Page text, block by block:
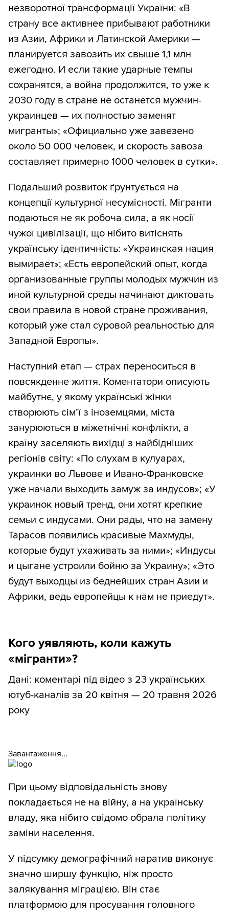
незворотної трансформації України: «В
страну все активнее прибывают работники
из Азии, Африки и Латинской Америки —
планируется завозить их свыше 1,1 млн
ежегодно. И если такие ударные темпы
сохранятся, а война продолжится, то уже к
2030 году в стране не останется мужчин-
украинцев — их полностью заменят
мигранты»; «Официально уже завезено
около 50 000 человек, и скорость завоза
составляет примерно 1000 человек в сутки».
Подальший розвиток ґрунтується на
концепції культурної несумісності. Мігранти
подаються не як робоча сила, а як носії
чужої цивілізації, що нібито витіснять
українську ідентичність: «Украинская нация
вымирает»; «Есть европейский опыт, когда
организованные группы молодых мужчин из
иной культурной среды начинают диктовать
свои правила в новой стране проживания,
который уже стал суровой реальностью для
Западной Европы».
Наступний етап — страх переноситься в
повсякденне життя. Коментатори описують
майбутнє, у якому українські жінки
створюють сім’ї з іноземцями, міста
занурюються в міжетнічні конфлікти, а
країну заселяють вихідці з найбідніших
регіонів світу: «По слухам в кулуарах,
украинки во Львове и Ивано-Франковске
уже начали выходить замуж за индусов»; «У
украинок новый тренд, они хотят крепкие
семьи с индусами. Они рады, что на замену
Тарасов появились красивые Махмуды,
которые будут ухаживать за ними»; «Индусы
и цыгане устроили бойню за Украину»; «Это
будут выходцы из беднейших стран Азии и
Африки, ведь европейцы к нам не приедут».
Кого уявляють, коли кажуть
«мігранти»?
Дані: коментарі під відео з 23 українських
ютуб-каналів за 20 квітня — 20 травня 2026
року
Завантаження...
При цьому відповідальність знову
покладається не на війну, а на українську
владу, яка нібито свідомо обрала політику
заміни населення.
У підсумку демографічний наратив виконує
значно ширшу функцію, ніж просто
залякування міграцією. Він стає
платформою для просування головного